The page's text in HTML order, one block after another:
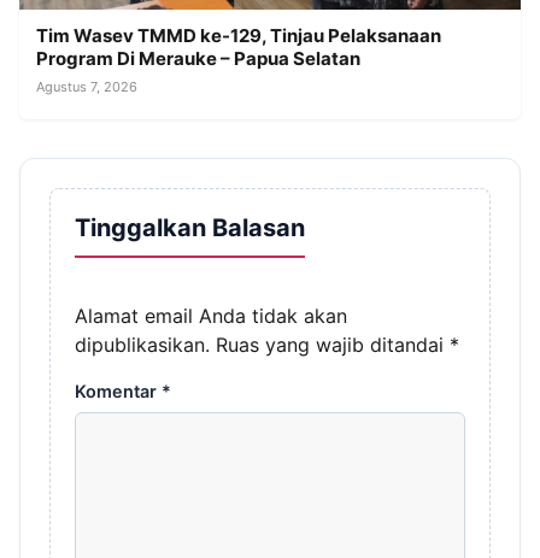
Tim Wasev TMMD ke-129, Tinjau Pelaksanaan
Program Di Merauke – Papua Selatan
Agustus 7, 2026
Tinggalkan Balasan
Alamat email Anda tidak akan
dipublikasikan. Ruas yang wajib ditandai *
Komentar *